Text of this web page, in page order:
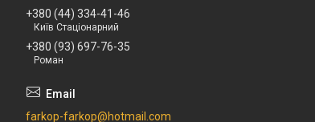
+380 (44) 334-41-46
Київ Стаціонарний
+380 (93) 697-76-35
Роман
farkop-farkop@hotmail.com